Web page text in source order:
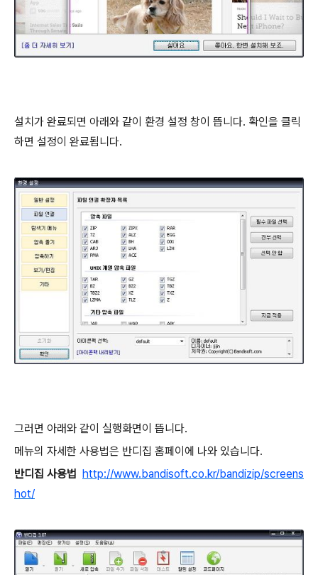
설치가 완료되면 아래와 같이 환경 설정 창이 뜹니다. 확인을 클릭
하면 설정이 완료됩니다.
그러면 아래와 같이 실행화면이 뜹니다.
메뉴의 자세한 사용법은 반디집 홈페이에 나와 있습니다.
반디집 사용법 http://www.bandisoft.co.kr/bandizip/screens
hot/